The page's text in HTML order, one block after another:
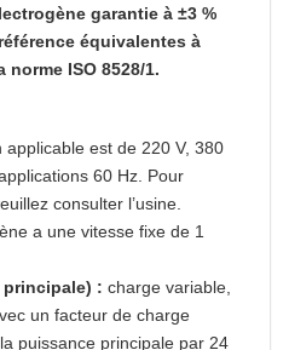
garantie à ±3 %
équivalentes à
ISO 8528/1.
applicable est de 220 V, 380
60 Hz. Pour
consulter l’usine.
a une vitesse fixe de 1
principale) : charge variable,
un facteur de charge
puissance principale par 24